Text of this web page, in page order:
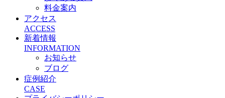
料金案内
アクセス
ACCESS
新着情報
INFORMATION
お知らせ
ブログ
症例紹介
CASE